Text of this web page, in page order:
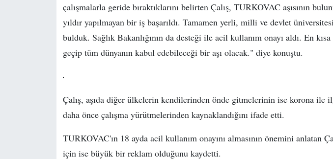
çalışmalarla geride bıraktıklarını belirten Çalış, TURKOVAC aşısının
yıldır yapılmayan bir iş başarıldı. Tamamen yerli, milli ve devlet
bulduk. Sağlık Bakanlığının da desteği ile acil kullanım onayı aldı. En
geçip tüm dünyanın kabul edebileceği bir aşı olacak." diye konuştu.
Çalış, aşıda diğer ülkelerin kendilerinden önde gitmelerinin ise korona ile
daha önce çalışma yürütmelerinden kaynaklandığını ifade etti.
TURKOVAC'ın 18 ayda acil kullanım onayını almasının önemini anlatan
için ise büyük bir reklam olduğunu kaydetti.